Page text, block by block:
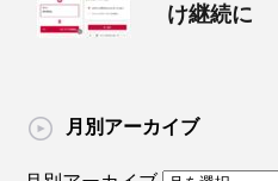
け継続に
月別アーカイブ